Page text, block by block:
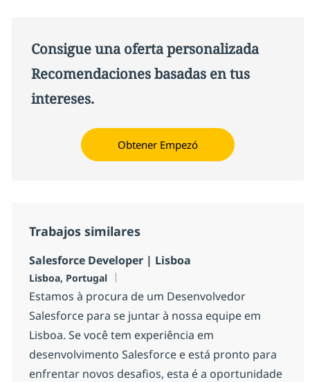
Consigue una oferta personalizada
Recomendaciones basadas en tus
intereses.
Obtener Empezó
Trabajos similares
Salesforce Developer | Lisboa
Ubicación
Lisboa, Portugal
Estamos à procura de um Desenvolvedor
Salesforce para se juntar à nossa equipe em
Lisboa. Se você tem experiência em
desenvolvimento Salesforce e está pronto para
enfrentar novos desafios, esta é a oportunidade